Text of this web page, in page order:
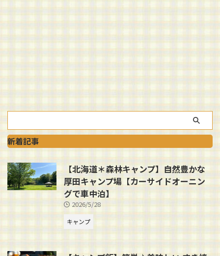
新着記事
【北海道＊森林キャンプ】自然豊かな
厚田キャンプ場【カーサイドオーニン
グで車中泊】
2026/5/28
キャンプ